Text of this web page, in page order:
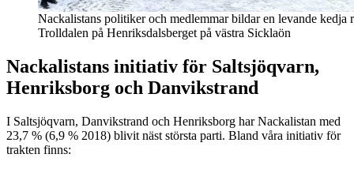
Nackalistans politiker och medlemmar bildar en levande kedja
Trolldalen på Henriksdalsberget på västra Sicklaön
Nackalistans initiativ för Saltsjöqvarn,
Henriksborg och Danvikstrand
I Saltsjöqvarn, Danvikstrand och Henriksborg har Nackalistan med
23,7 % (6,9 % 2018) blivit näst största parti. Bland våra initiativ för
trakten finns: